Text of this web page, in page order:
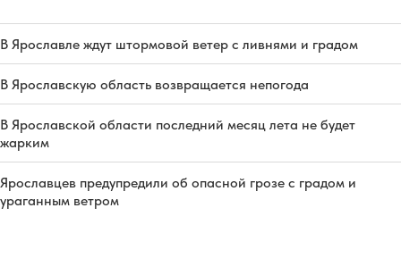
В Ярославле ждут штормовой ветер с ливнями и градом
В Ярославскую область возвращается непогода
В Ярославской области последний месяц лета не будет
жарким
Ярославцев предупредили об опасной грозе с градом и
ураганным ветром